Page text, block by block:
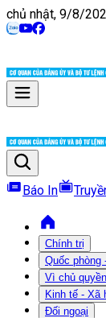
chủ nhật, 9/8/
Báo In
Chính trị
Quốc phòng
Vì chủ
Kinh tế - Xã
Đối ngoại